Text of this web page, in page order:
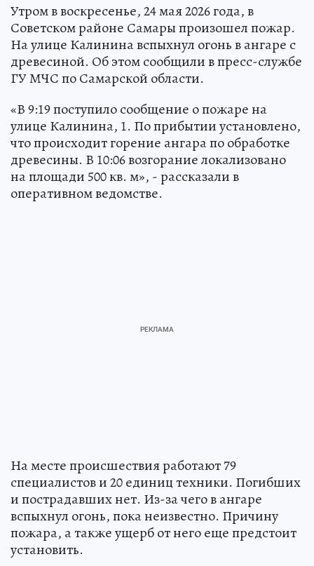
Утром в воскресенье, 24 мая 2026 года, в
Советском районе Самары произошел пожар.
На улице Калинина вспыхнул огонь в ангаре с
древесиной. Об этом сообщили в пресс-службе
ГУ МЧС по Самарской области.
«В 9:19 поступило сообщение о пожаре на
улице Калинина, 1. По прибытии установлено,
что происходит горение ангара по обработке
древесины. В 10:06 возгорание локализовано
на площади 500 кв. м», - рассказали в
оперативном ведомстве.
На месте происшествия работают 79
специалистов и 20 единиц техники. Погибших
и пострадавших нет. Из-за чего в ангаре
вспыхнул огонь, пока неизвестно. Причину
пожара, а также ущерб от него еще предстоит
установить.